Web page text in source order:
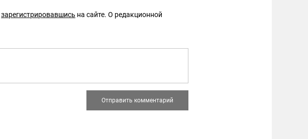
зарегистрировавшись на сайте. О редакционной